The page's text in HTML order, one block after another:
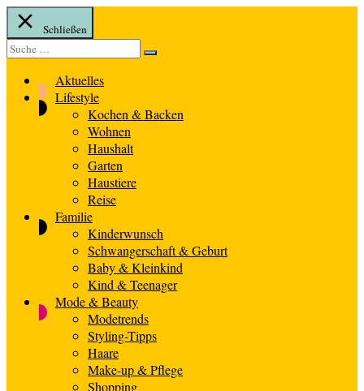
Schließen
Suche
nach:
Suche
Aktuelles
Lifestyle
Kochen & Backen
Wohnen
Haushalt
Garten
Haustiere
Reise
Familie
Kinderwunsch
Schwangerschaft & Geburt
Baby & Kleinkind
Kind & Teenager
Mode & Beauty
Modetrends
Styling-Tipps
Haare
Make-up & Pflege
Shopping